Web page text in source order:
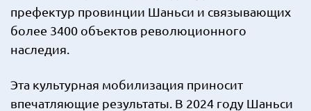
префектур провинции Шаньси и связывающих
более 3400 объектов революционного
наследия.
Эта культурная мобилизация приносит
впечатляющие результаты. В 2024 году Шаньси